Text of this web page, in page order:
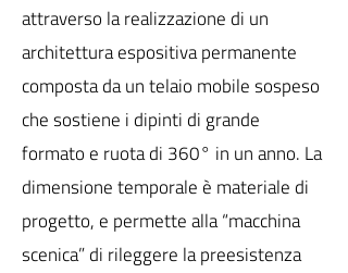
attraverso la realizzazione di un
architettura espositiva permanente
composta da un telaio mobile sospeso
che sostiene i dipinti di grande
formato e ruota di 360° in un anno. La
dimensione temporale è materiale di
progetto, e permette alla “macchina
scenica” di rileggere la preesistenza